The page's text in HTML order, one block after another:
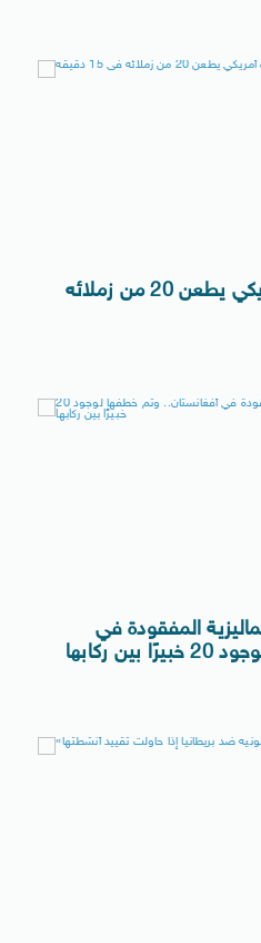
نيويورك تايمز: طالب أمريكي يطعن 20 من زملائه
المفقودة في
ركابها